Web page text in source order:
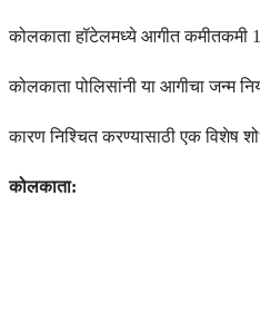
कोलकाता हॉटेलमध्ये आगीत कमीतकमी
कोलकाता पोलिसांनी या आगीचा जन्म
कारण निश्चित करण्यासाठी एक विशेष
कोलकाता: